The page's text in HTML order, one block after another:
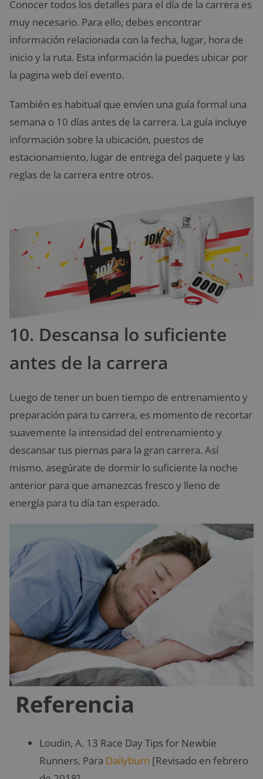
Conocer todos los detalles para el día de la carrera es
muy necesario. Para ello, debes encontrar
información relacionada con la fecha, lugar, hora de
inicio y la ruta. Esta información la puedes ubicar por
la pagina web del evento.
También es habitual que envíen una guía formal una
semana o 10 días antes de la carrera. La guía incluye
información sobre la ubicación, puestos de
estacionamiento, lugar de entrega del paquete y las
reglas de la carrera entre otros.
10. Descansa lo suficiente
antes de la carrera
Luego de tener un buen tiempo de entrenamiento y
preparación para tu carrera, es momento de recortar
suavemente la intensidad del entrenamiento y
descansar tus piernas para la gran carrera. Así
mismo, asegúrate de dormir lo suficiente la noche
anterior para que amanezcas fresco y lleno de
energía para tu día tan esperado.
Referencia
Loudin, A. 13 Race Day Tips for Newbie
Runners. Para Dailyburn [Revisado en febrero